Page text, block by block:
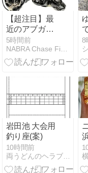
【超注目】最
近のアブガル
シアのリール
がヤバい！
5時間前
8
岩田池 大会用
釣り座(案)
10時間前
両うどんのヘラブナ釣り